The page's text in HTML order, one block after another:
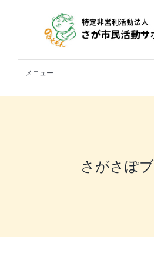
メニュー...
さがさぽ